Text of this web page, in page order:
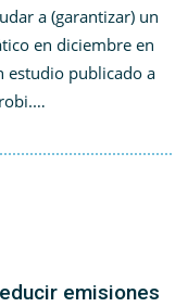
a (garantizar) un
en diciembre en
estudio publicado a
emisiones